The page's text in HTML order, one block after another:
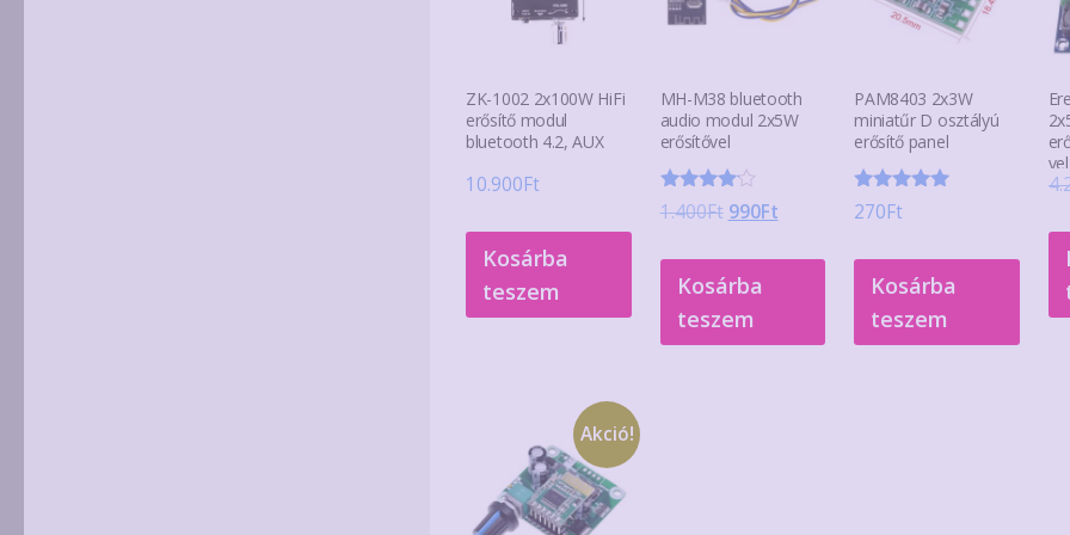
ZK-1002 2x100W HiFi
erősítő modul
bluetooth 4.2, AUX
10.900Ft
Kosárba
teszem
MH-M38 bluetooth
audio modul 2x5W
erősítővel
Értékelés:
4.00
1.400Ft Original
was:
1.400Ft.
990FtCurrent
Kosárba
teszem
PAM8403 2x3W
miniatűr D osztályú
erősítő panel
Értékelés:
5.00
270Ft
Kosárba
teszem
vel
Akció!